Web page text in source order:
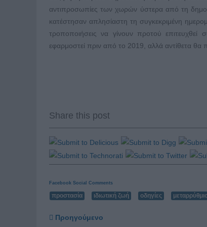
αντιπροσωπίες των χωρών ύστερα από τη
κατέστησαν απλησίαστη τη συγκεκριμένη
τροποποιήσεις να γίνουν προτού
εφαρμοστεί πριν από το 2019, αλλά αντίθετα θα
Share this post
Facebook Social Comments
προστασία ιδιωτική ζωή οδηγίες
Προηγούμενο